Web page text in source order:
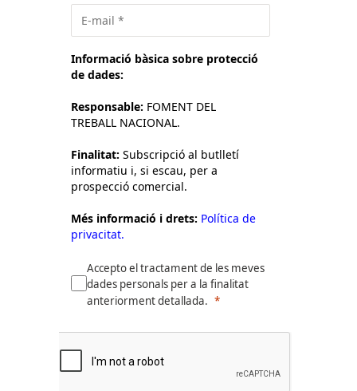
Informació bàsica sobre protecció
de dades:
Responsable: FOMENT DEL
TREBALL NACIONAL.
Finalitat: Subscripció al butlletí
informatiu i, si escau, per a
prospecció comercial.
Més informació i drets: Política de
privacitat.
Accepto el tractament de les meves
dades personals per a la finalitat
anteriorment detallada.